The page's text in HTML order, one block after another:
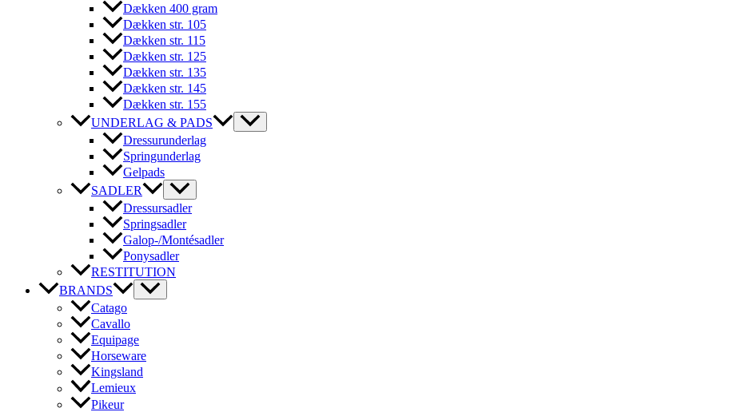
Dækken 400 gram
Dækken str. 105
Dækken str. 115
Dækken str. 125
Dækken str. 135
Dækken str. 145
Dækken str. 155
UNDERLAG & PADS
Dressurunderlag
Springunderlag
Gelpads
SADLER
Dressursadler
Springsadler
Galop-/Montésadler
Ponysadler
RESTITUTION
BRANDS
Catago
Cavallo
Equipage
Horseware
Kingsland
Lemieux
Pikeur